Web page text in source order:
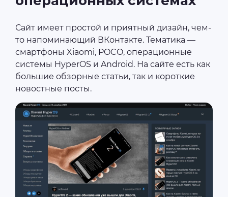
Сайт имеет простой и приятный дизайн, чем-
то напоминающий ВКонтакте. Тематика —
смартфоны Xiaomi, POCO, операционные
системы HyperOS и Android. На сайте есть как
большие обзорные статьи, так и короткие
новостные посты.